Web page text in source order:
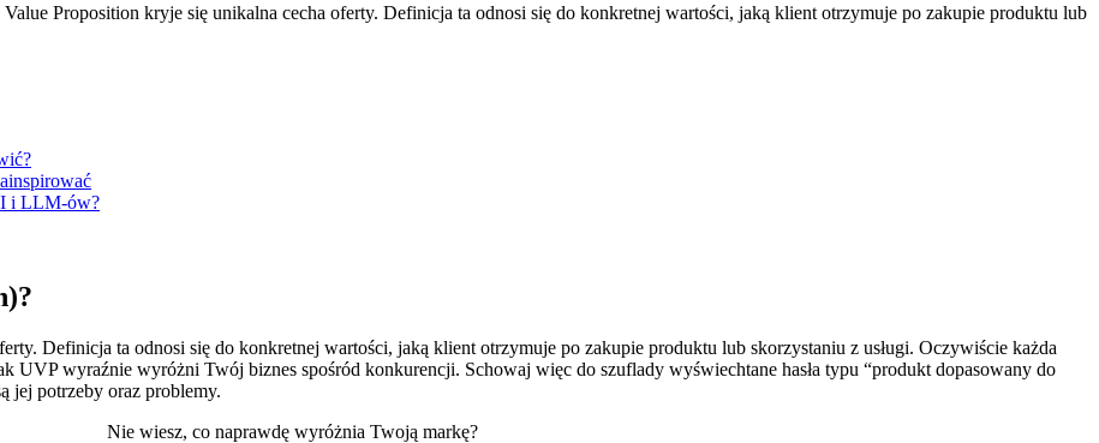
Proposition kryje się unikalna cecha oferty. Definicja ta odnosi się do konkretnej wartości, jaką klient otrzymuje po zakupie produktu lub
i LLM-ów?
Definicja ta odnosi się do konkretnej wartości, jaką klient otrzymuje po zakupie produktu lub skorzystaniu z usługi. Oczywiście każda
UVP wyraźnie wyróżni Twój biznes spośród konkurencji. Schowaj więc do szuflady wyświechtane hasła typu “produkt dopasowany do
jej potrzeby oraz problemy.
Nie wiesz, co naprawdę wyróżnia Twoją markę?